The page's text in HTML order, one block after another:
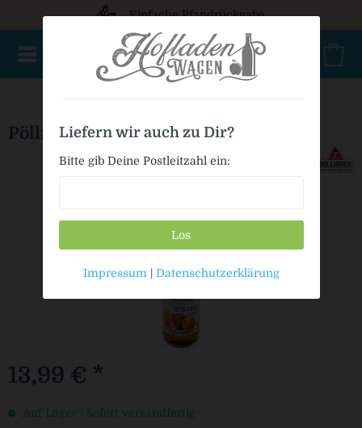
Einfache Pfandrückgabe
Pöllinger Eistee Pfirsich
13,99 € *
Auf Lager / Sofort versandfertig
Liefern wir auch zu Dir?
Bitte gib Deine Postleitzahl ein:
Los
Impressum | Datenschutzerklärung